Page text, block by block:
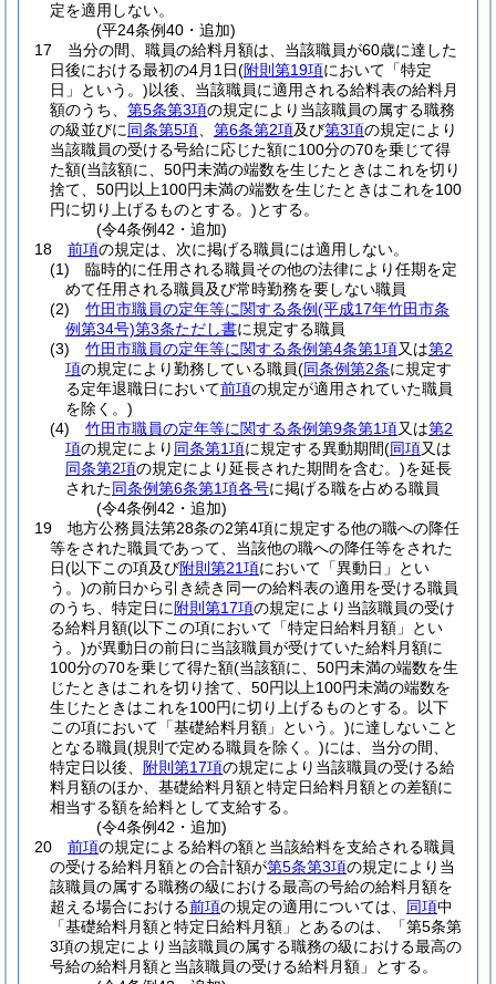
定を適用しない。
(平24条例40・追加)
17
当分の間、職員の給料月額は、当該職員が60歳に達した
日後における最初の4月1日(附則第19項において「特定
日」という。)以後、当該職員に適用される給料表の給料月
額のうち、 第5条第3項の規定により当該職員の属する職務
の級並びに同条第5項 第6条第2項及び第3項の規定により
当該職員の受ける号給に応じた額に100分の70を乗じて得
た額(当該額に、50円未満の端数を生じたときはこれを切り
捨て、50円以上100円未満の端数を生じたときはこれを100
円に切り上げるものとする。)とする。
(令4条例42・追加)
18
前項の規定は、次に掲げる職員には適用しない。
(1)
臨時的に任用される職員その他の法律により任期を定
めて任用される職員及び常時勤務を要しない職員
(2)
竹田市職員の定年等に関する条例(平成17年竹田市条
例第34号)第3条ただし書に規定する職員
(3)
竹田市職員の定年等に関する条例第4条第1項又は第2
項の規定により勤務している職員(同条例第2条に規定す
る定年退職日において前項の規定が適用されていた職員
を除く。)
(4)
竹田市職員の定年等に関する条例第9条第1項又は第2
項の規定により 同条第1項に規定する異動期間(同項又は
同条第2項の規定により延長された期間を含む。)を延長
された同条例第6条第1項各号に掲げる職を占める職員
(令4条例42・追加)
19
地方公務員法第28条の2第4項に規定する他の職への降任
等をされた職員であって、当該他の職への降任等をされた
日(以下この項及び附則第21項において「異動日」とい
う。)の前日から引き続き同一の給料表の適用を受ける職員
のうち、特定日に 附則第17項の規定により当該職員の受け
る給料月額(以下この項において「特定日給料月額」とい
う。)が異動日の前日に当該職員が受けていた給料月額に
100分の70を乗じて得た額(当該額に、50円未満の端数を生
じたときはこれを切り捨て、50円以上100円未満の端数を
生じたときはこれを100円に切り上げるものとする。以下
この項において「基礎給料月額」という。)に達しないこと
となる職員(規則で定める職員を除く。)には、当分の間、
特定日以後、
附則第17項の規定により当該職員の受ける給
料月額のほか、基礎給料月額と特定日給料月額との差額に
相当する額を給料として支給する。
(令4条例42・追加)
20
前項の規定による給料の額と当該給料を支給される職員
の受ける給料月額との合計額が第5条第3項の規定により当
該職員の属する職務の級における最高の号給の給料月額を
超える場合における前項の規定の適用については、 同項中
「基礎給料月額と特定日給料月額」とあるのは、「第5条第
3項の規定により当該職員の属する職務の級における最高の
号給の給料月額と当該職員の受ける給料月額」とする。